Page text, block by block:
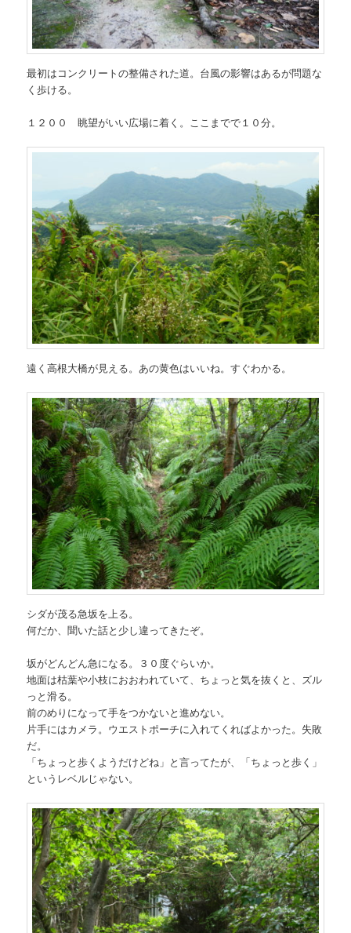
最初はコンクリートの整備された道。台風の影響はあるが問題な
く歩ける。
１２００ 眺望がいい広場に着く。ここまでで１０分。
遠く高根大橋が見える。あの黄色はいいね。すぐわかる。
シダが茂る急坂を上る。
何だか、聞いた話と少し違ってきたぞ。
坂がどんどん急になる。３０度ぐらいか。
地面は枯葉や小枝におおわれていて、ちょっと気を抜くと、ズル
っと滑る。
前のめりになって手をつかないと進めない。
片手にはカメラ。ウエストポーチに入れてくればよかった。失敗
だ。
「ちょっと歩くようだけどね」と言ってたが、「ちょっと歩く」
というレベルじゃない。